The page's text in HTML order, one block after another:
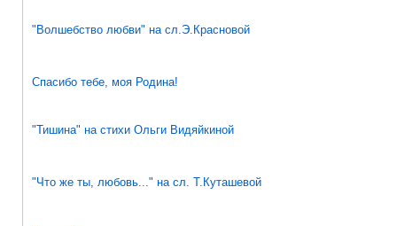
"Волшебство любви" на сл.Э.Красновой
Спасибо тебе, моя Родина!
"Тишина" на стихи Ольги Видяйкиной
"Что же ты, любовь..." на сл. Т.Куташевой